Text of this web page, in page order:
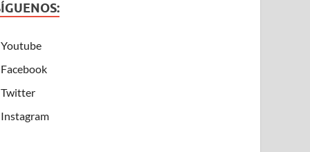
Youtube
Facebook
Twitter
Instagram